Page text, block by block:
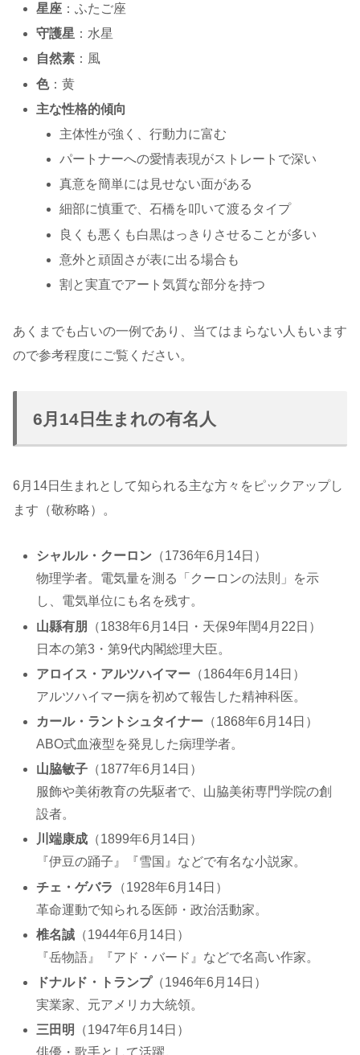
星座 ：ふたご座
守護星 ：水星
自然素 ：風
色：黄
主な性格的傾向
主体性が強く、行動力に富む
パートナーへの愛情表現がストレートで深い
真意を簡単には見せない面がある
細部に慎重で、石橋を叩いて渡るタイプ
良くも悪くも白黒はっきりさせることが多い
意外と頑固さが表に出る場合も
割と実直でアート気質な部分を持つ
あくまでも占いの一例であり、当てはまらない人もいます
ので参考程度にご覧ください。
6月14日生まれの有名人
6月14日生まれとして知られる主な方々をピックアップし
ます（敬称略）。
シャルル・クーロン （1736年6月14日）
物理学者。電気量を測る「クーロンの法則」を示
し、電気単位にも名を残す。
山縣有朋
（1838年6月14日・天保9年閏4月22日）
日本の第3・第9代内閣総理大臣。
アロイス・アルツハイマー （1864年6月14日）
アルツハイマー病を初めて報告した精神科医。
カール・ラントシュタイナー （1868年6月14日）
ABO式血液型を発見した病理学者。
山脇敏子 （1877年6月14日）
服飾や美術教育の先駆者で、山脇美術専門学院の創
設者。
川端康成 （1899年6月14日）
『伊豆の踊子』『雪国』などで有名な小説家。
チェ・ゲバラ
（1928年6月14日）
革命運動で知られる医師・政治活動家。
椎名誠 （1944年6月14日）
『岳物語』『アド・バード』などで名高い作家。
ドナルド・トランプ（1946年6月14日）
実業家、元アメリカ大統領。
三田明
（1947年6月14日）